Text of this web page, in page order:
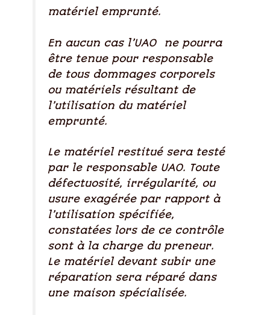
matériel emprunté.
En aucun cas l’UAO ne pourra
être tenue pour responsable
de tous dommages corporels
ou matériels résultant de
l’utilisation du matériel
emprunté.
Le matériel restitué sera testé
par le responsable UAO. Toute
défectuosité, irrégularité, ou
usure exagérée par rapport à
l’utilisation spécifiée,
constatées lors de ce contrôle
sont à la charge du preneur.
Le matériel devant subir une
réparation sera réparé dans
une maison spécialisée.